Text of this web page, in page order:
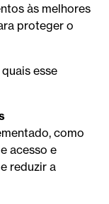
às melhores
proteger o
esse
como
acesso e
reduzir a